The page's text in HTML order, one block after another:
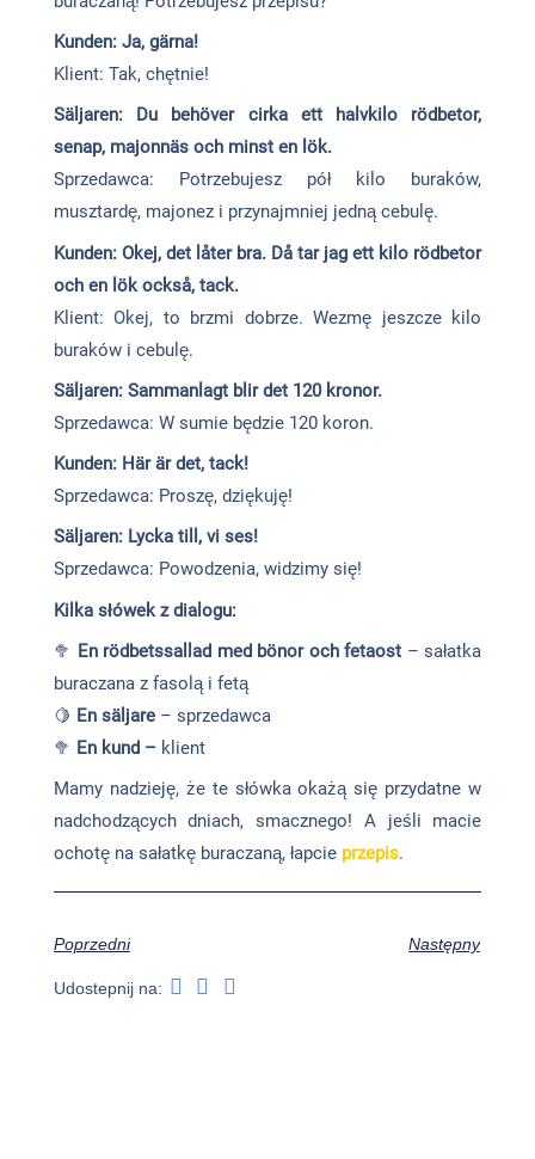
Kunden: Ja, gärna!
Klient: Tak, chętnie!
Säljaren: Du behöver cirka ett halvkilo rödbetor,
senap, majonnäs och minst en lök.
Sprzedawca: Potrzebujesz pół kilo buraków,
musztardę, majonez i przynajmniej jedną cebulę.
Kunden: Okej, det låter bra. Då tar jag ett kilo rödbetor
och en lök också, tack.
Klient: Okej, to brzmi dobrze. Wezmę jeszcze kilo
buraków i cebulę.
Säljaren: Sammanlagt blir det 120 kronor.
Sprzedawca: W sumie będzie 120 koron.
Kunden: Här är det, tack!
Sprzedawca: Proszę, dziękuję!
Säljaren: Lycka till, vi ses!
Sprzedawca: Powodzenia, widzimy się!
Kilka słówek z dialogu:
🥦 En rödbetssallad med bönor och fetaost – sałatka
buraczana z fasolą i fetą
🍋 En säljare – sprzedawca
🥦 En kund –klient
Mamy nadzieję, że te słówka okażą się przydatne w
nadchodzących dniach, smacznego! A jeśli macie
ochotę na sałatkę buraczaną, łapcie przepis.
Poprzedni Następny
Udostepnij na: